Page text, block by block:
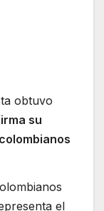
obtuvo
su
el